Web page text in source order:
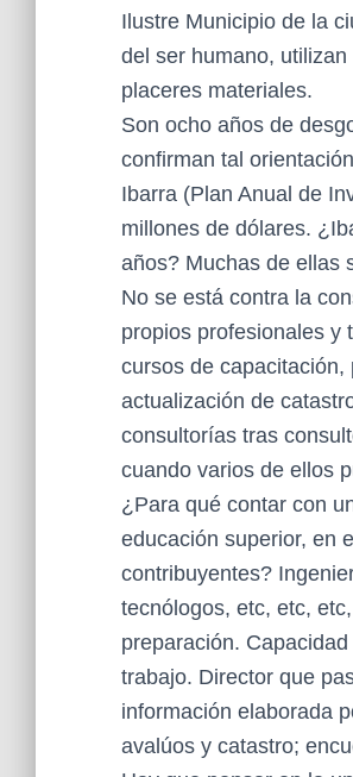
Ilustre Municipio de la
del ser humano,
placeres materiales.
Son ocho años de
confirman tal
Ibarra (Plan Anual de
millones de dólares.
años? Muchas de ellas
No se está contra la
propios profesionales y
cursos de
actualización de
consultorías tras
cuando varios de ellos
¿Para qué contar con
educación superior, en
contribuyentes?
tecnólogos, etc, etc,
preparación.
trabajo. Director que
información elaborada
avalúos y catastro;